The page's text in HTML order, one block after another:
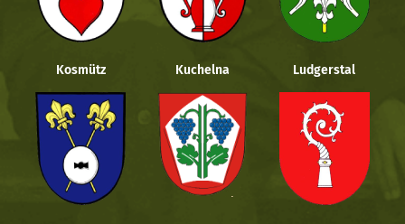
Kosmütz Kuchelna Ludgerstal